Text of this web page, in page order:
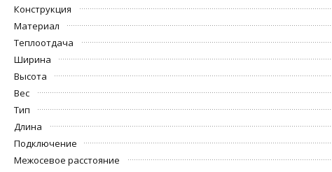
Конструкция
Материал
Теплоотдача
Ширина
Высота
Вес
Тип
Длина
Подключение
Межосевое расстояние